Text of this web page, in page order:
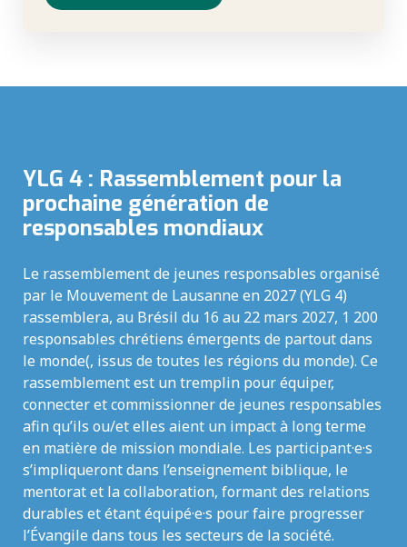
YLG 4 : Rassemblement pour la
prochaine génération de
responsables mondiaux
Le rassemblement de jeunes responsables organisé
par le Mouvement de Lausanne en 2027 (YLG 4)
rassemblera, au Brésil du 16 au 22 mars 2027, 1 200
responsables chrétiens émergents de partout dans
le monde(, issus de toutes les régions du monde). Ce
rassemblement est un tremplin pour équiper,
connecter et commissionner de jeunes responsables
afin qu’ils ou/et elles aient un impact à long terme
en matière de mission mondiale. Les participant·e·s
s’impliqueront dans l’enseignement biblique, le
mentorat et la collaboration, formant des relations
durables et étant équipé·e·s pour faire progresser
l’Évangile dans tous les secteurs de la société.